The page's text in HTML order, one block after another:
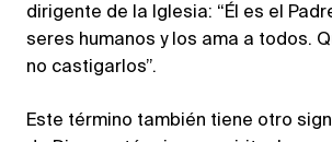
dirigente de la Iglesia: “Él es el
seres humanos y los ama a todos.
no castigarlos”.
Este término también tiene otro